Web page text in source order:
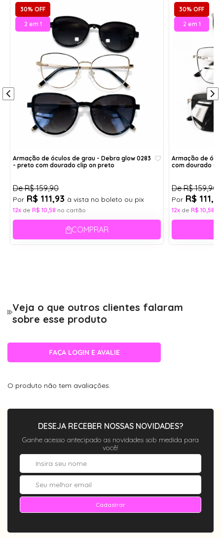
Itens inclusos:
1- Caixinha porta óculos acrílico com forro;
1- Flanela de pano - limpa lentes;
* Cores dos itens aleatórias.
único
Altura:
4,9 cm
Largura:
14 cm
Haste:
14 cm
Aro:
53
Largura da Armação
14 cm
Altura
4,9 cm
Ponte
1,8 cm
Haste
14 cm
30% OFF
2 em 1
Armação de óculos de grau - Debra glow 0283
- preto com dourado clip on preto
DeR$ 159,90
Por R$ 111,93 à vista no boleto ou pix
12x de R$ 10,58 no cartão
COMPRAR
30% OFF
2 em 1
Armação de
com dourado C3
DeR$ 159,90
Por R$
12x de R$ 10,58
Veja o que outros clientes falaram
sobre esse produto
FAÇA LOGIN E AVALIE
O produto não tem avaliações.
DESEJA RECEBER NOSSAS NOVIDADES?
Ganhe acesso antecipado as novidades sob medida para
você!
Cadastrar